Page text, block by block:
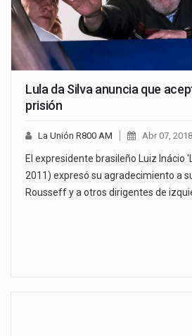
Lula da Silva anuncia que
prisión
La Unión R800 AM Abr 07, 2018
El expresidente brasileño Luiz Inácio
2011) expresó su agradecimiento a
Rousseff y a otros dirigentes de